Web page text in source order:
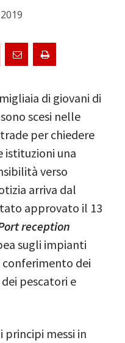
di giovani di
scesi nelle
per chiedere
istituzioni una
verso
arriva dal
approvato il 13
reception
sugli impianti
dei
pescatori e
messi in